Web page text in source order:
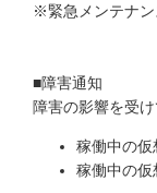
※緊急メンテナン
■障害通知
障害の影響を受
稼働中の仮
稼働中の仮